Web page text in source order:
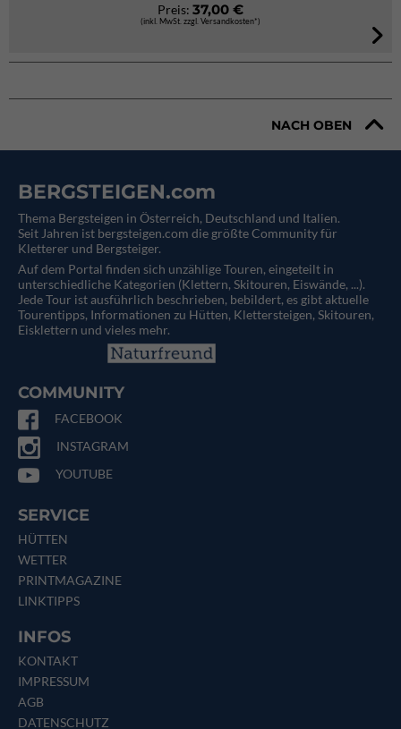
Preis: 37,00 €
(inkl. MwSt. zzgl. Versandkosten*)
NACH OBEN
BERGSTEIGEN.com
Thema Bergsteigen in Österreich, Deutschland und Italien.
Seit Jahren ist bergsteigen.com die größte Community für
Kletterer und Bergsteiger.
Auf dem Portal finden sich unzählige Touren, eingeteilt in
unterschiedliche Kategorien (Klettern, Skitouren, Eiswände, ...).
Jede Tour ist ausführlich beschrieben, bebildert, es gibt aktuelle
Tourentipps, Informationen zu Hütten, Klettersteigen, Skitouren,
Eisklettern und vieles mehr.
COMMUNITY
FACEBOOK
INSTAGRAM
YOUTUBE
SERVICE
HÜTTEN
WETTER
PRINTMAGAZINE
LINKTIPPS
INFOS
KONTAKT
IMPRESSUM
AGB
DATENSCHUTZ